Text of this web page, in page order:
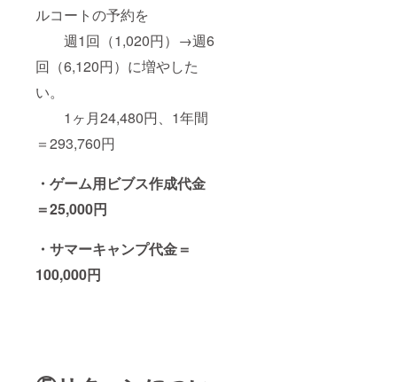
ルコートの予約を
週1回（1,020円）→週6
回（6,120円）に増やした
い。
1ヶ月24,480円、1年間
＝293,760円
・ゲーム用ビブス作成代金
＝25,000円
・サマーキャンプ代金＝
100,000円